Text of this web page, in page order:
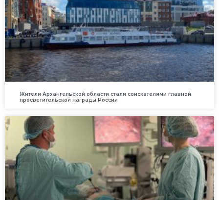
Жители Архангельской области стали соискателями главной
просветительской награды России